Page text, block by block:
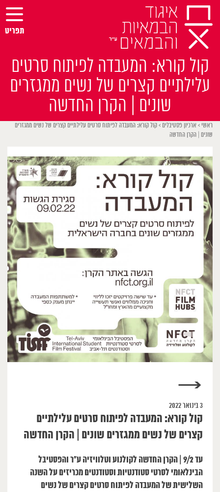
Skip
content
קול קורא: המעבדה לפיתוח סרטים
עלילתיים קצרים של נשים ממגזרים
שונים | הקרן החדשה
תפריט
ראשי > ארכיון פסטיבלים > קול קורא: המעבדה לפיתוח סרטים עלילתיים קצרים של נשים ממגזרים
שונים | הקרן החדשה
→
3 בינואר 2022
קול קורא: המעבדה לפיתוח סרטים עלילתיים
קצרים של נשים ממגזרים שונים | הקרן החדשה
עד 9/2 | הקרן החדשה לקולנוע וטלוויזיה ע”ר והפסטיבל
הבינלאומי לסרטי סטודנטיות וסטודנטים מכריזים על השנה
השלישית של המעבדה לפיתוח סרטים קצרים של נשים